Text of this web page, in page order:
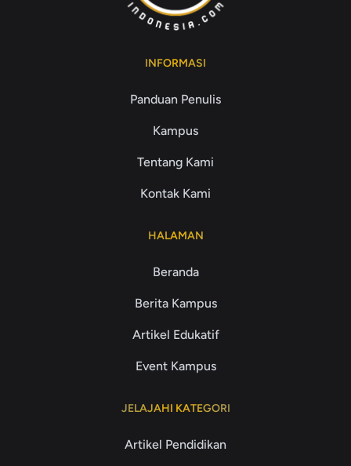
INFORMASI
Panduan Penulis
Kampus
Tentang Kami
Kontak Kami
HALAMAN
Beranda
Berita Kampus
Artikel Edukatif
Event Kampus
JELAJAHI KATEGORI
Artikel Pendidikan